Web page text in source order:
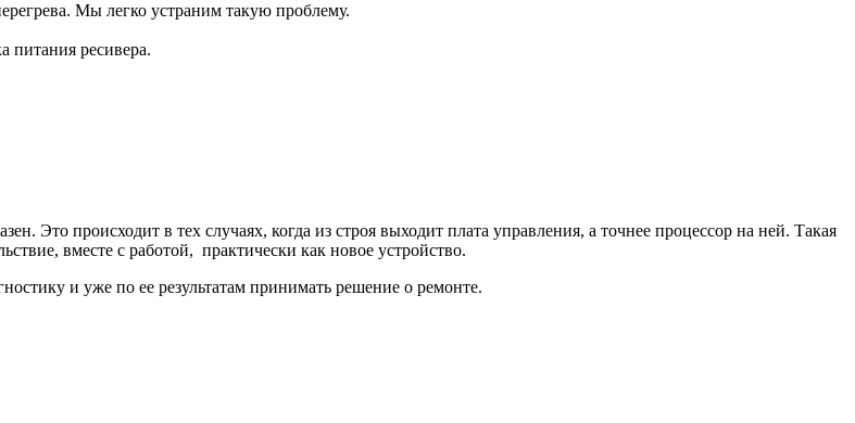
Мы легко устраним такую проблему.
питания ресивера.
Это происходит в тех случаях, когда из строя выходит плата управления, а точнее процессор на ней. Такая
вместе с работой, практически как новое устройство.
и уже по ее результатам принимать решение о ремонте.